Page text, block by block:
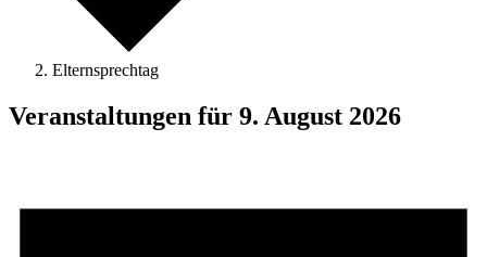
Elternsprechtag
Veranstaltungen für 9. August 2026